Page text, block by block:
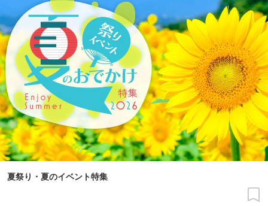
夏祭り・夏のイベント特集